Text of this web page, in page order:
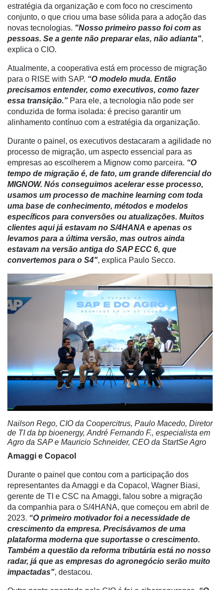
Software
Empresarial
Tecnologia
para
Recursos
Hídricos
Membros
Liberali
Néctar
Tecprime
Agro
Lean
Way
Consulting
Manager
ONE
estratégia da organização e com foco no crescimento
conjunto, o que criou uma base sólida para a adoção das
novas tecnologias. "Nosso primeiro passo foi com as
pessoas. Se a gente não preparar elas, não adianta",
explica o CIO.
Atualmente, a cooperativa está em processo de migração
para o RISE with SAP. “O modelo muda. Então
precisamos entender, como executivos, como fazer
essa transição.” Para ele, a tecnologia não pode ser
conduzida de forma isolada: é preciso garantir um
alinhamento contínuo com a estratégia da organização.
Durante o painel, os executivos destacaram a agilidade no
processo de migração, um aspecto essencial para as
empresas ao escolherem a Mignow como parceira. “O
tempo de migração é, de fato, um grande diferencial do
MIGNOW. Nós conseguimos acelerar esse processo,
usamos um processo de machine learning com toda
uma base de conhecimento, métodos e modelos
específicos para conversões ou atualizações. Muitos
clientes aqui já estavam no S/4HANA e apenas os
levamos para a última versão, mas outros ainda
estavam na versão antiga do SAP ECC 6, que
convertemos para o S4", explica Paulo Secco.
Nailson Rego, CIO da Coopercitrus, Paulo Macedo, Diretor
de TI da bp bioenergy, André Fernando F., especialista em
Agro da SAP e Mauricio Schneider, CEO da StartSe Agro
Amaggi e Copacol
Durante o painel que contou com a participação dos
representantes da Amaggi e da Copacol, Wagner Biasi,
gerente de TI e CSC na Amaggi, falou sobre a migração
da companhia para o S/4HANA, que começou em abril de
2023. “O primeiro motivador foi a necessidade de
crescimento da empresa. Precisávamos de uma
plataforma moderna que suportasse o crescimento.
Também a questão da reforma tributária está no nosso
radar, já que as empresas do agronegócio serão muito
impactadas", destacou.